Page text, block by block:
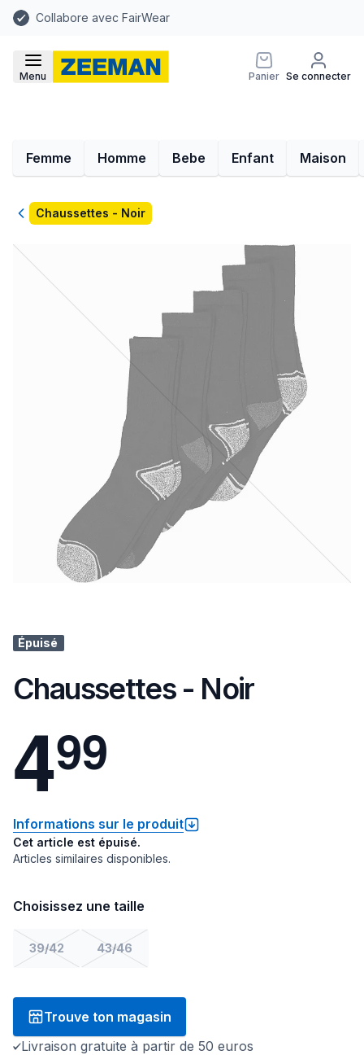
Collabore avec FairWear
Menu Panier Se connecter
Femme Homme Bebe Enfant Maison
RetourChaussettes - Noir
Épuisé
Chaussettes - Noir
499
Informations sur le produit
Cet article est épuisé.
Articles similaires disponibles.
Choisissez une taille
39/42 43/46
Trouve ton magasin
Livraison gratuite à partir de 50 euros